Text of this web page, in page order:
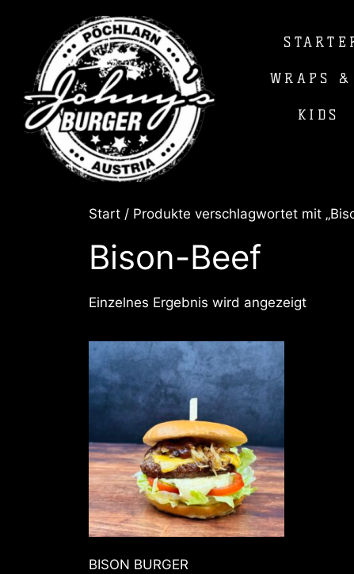
WRAPS &
KIDS
Start / Produkte verschlagwortet mit
Bison-Beef
Einzelnes Ergebnis wird angezeigt
BISON BURGER